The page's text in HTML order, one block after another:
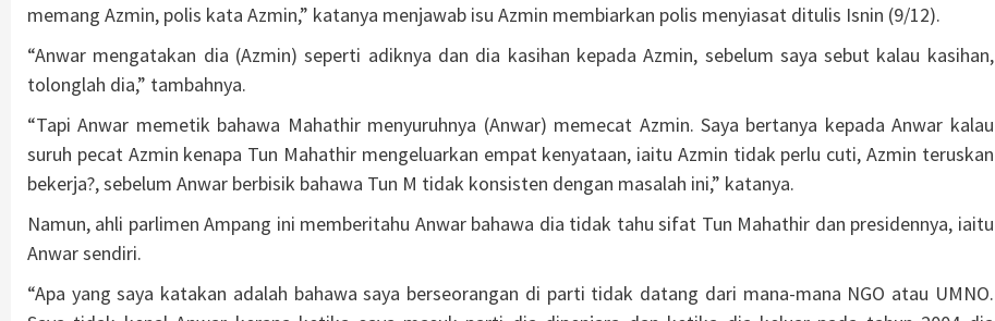
memang Azmin, polis kata Azmin,” katanya menjawab isu Azmin membiarkan polis menyiasat ditulis Isnin (9/12).
“Anwar mengatakan dia (Azmin) seperti adiknya dan dia kasihan kepada Azmin, sebelum saya sebut kalau kasihan,
tolonglah dia,” tambahnya.
“Tapi Anwar memetik bahawa Mahathir menyuruhnya (Anwar) memecat Azmin. Saya bertanya kepada Anwar kalau
suruh pecat Azmin kenapa Tun Mahathir mengeluarkan empat kenyataan, iaitu Azmin tidak perlu cuti, Azmin teruskan
bekerja?, sebelum Anwar berbisik bahawa Tun M tidak konsisten dengan masalah ini,” katanya.
Namun, ahli parlimen Ampang ini memberitahu Anwar bahawa dia tidak tahu sifat Tun Mahathir dan presidennya, iaitu
Anwar sendiri.
“Apa yang saya katakan adalah bahawa saya berseorangan di parti tidak datang dari mana-mana NGO atau UMNO.